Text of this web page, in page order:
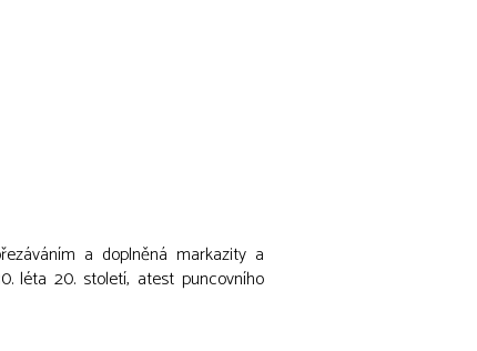
a doplněná markazity a
léta 20. století, atest puncovního